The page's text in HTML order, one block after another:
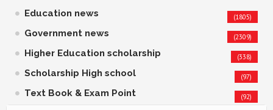
Education news (1805)
Government news (2309)
Higher Education scholarship (338)
Scholarship High school (97)
Text Book & Exam Point (92)